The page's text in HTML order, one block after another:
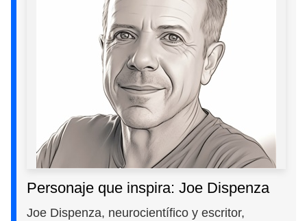
Personaje que inspira: Joe Dispenza
Joe Dispenza, neurocientífico y escritor,